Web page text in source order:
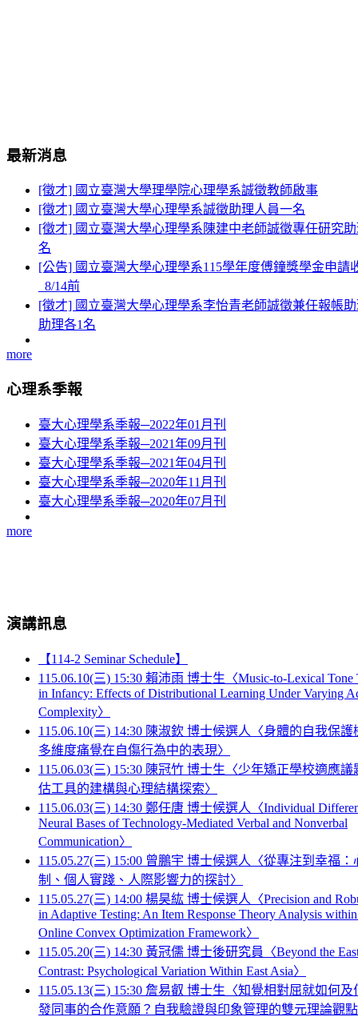
最新消息
[徵才] 國立臺灣大學理學院心理學系誠徵教師啟事
[徵才] 國立臺灣大學心理學系誠徵助理人員一名
[徵才] 國立臺灣大學心理學系陳建中老師誠徵專任研究助
名
[公告] 國立臺灣大學心理學系115學年度傅鐘獎學金申請
_8/14前
[徵才] 國立臺灣大學心理學系李怡青老師誠徵兼任報帳
助理各1名
more
心理系季報
臺大心理學系季報─2022年01月刊
臺大心理學系季報─2021年09月刊
臺大心理學系季報─2021年04月刊
臺大心理學系季報─2020年11月刊
臺大心理學系季報─2020年07月刊
more
演講訊息
【114-2 Seminar Schedule】
115.06.10(三) 15:30 賴沛雨 博士生〈Music-to-Lexical Tone
in Infancy: Effects of Distributional Learning Under Varying
Complexity〉
115.06.10(三) 14:30 陳淑欽 博士候選人〈身體的自我保護
多維度痛覺在自傷行為中的表現〉
115.06.03(三) 15:30 陳冠竹 博士生〈少年矯正學校適應議
估工具的建構與心理結構探索〉
115.06.03(三) 14:30 鄭任唐 博士候選人〈Individual
Neural Bases of Technology-Mediated Verbal and Nonverbal
Communication〉
115.05.27(三) 15:00 曾鵬宇 博士候選人〈從專注到幸福：
制、個人實踐、人際影響力的探討〉
115.05.27(三) 14:00 楊昊紘 博士候選人〈Precision and
in Adaptive Testing: An Item Response Theory Analysis
Online Convex Optimization Framework〉
115.05.20(三) 14:30 黃冠儒 博士後研究員〈Beyond the
Contrast: Psychological Variation Within East Asia〉
115.05.13(三) 15:30 詹易叡 博士生〈知覺相對屈就如何及
發同事的合作意願？自我驗證與印象管理的雙元理論觀